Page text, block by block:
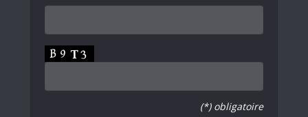
(*) obligatoire